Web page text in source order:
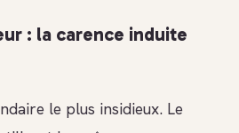
: la carence induite
le plus insidieux. Le